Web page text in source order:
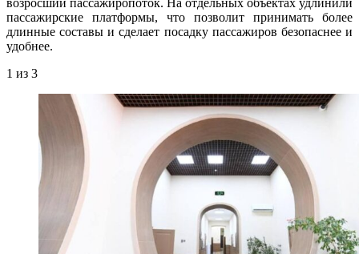
пассажирские платформы, что позволит принимать более
длинные составы и сделает посадку пассажиров безопаснее и
удобнее.
1 из 3